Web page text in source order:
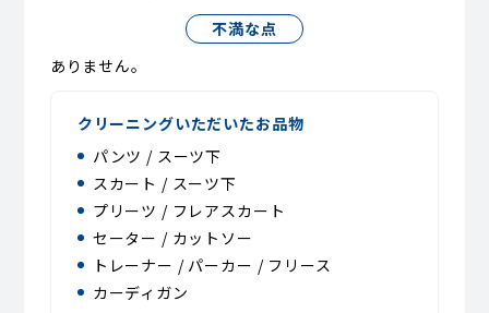
不満な点
ありません。
クリーニングいただいたお品物
パンツ / スーツ下
スカート / スーツ下
プリーツ / フレアスカート
セーター / カットソー
トレーナー / パーカー / フリース
カーディガン